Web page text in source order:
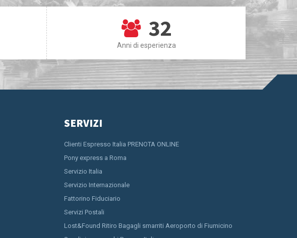
32
Anni di esperienza
SERVIZI
Clienti Espresso Italia PRENOTA ONLINE
Pony express a Roma
Servizio Italia
Servizio Internazionale
Fattorino Fiduciario
Servizi Postali
Lost&Found Ritiro Bagagli smarriti Aeroporto di Fiumicino